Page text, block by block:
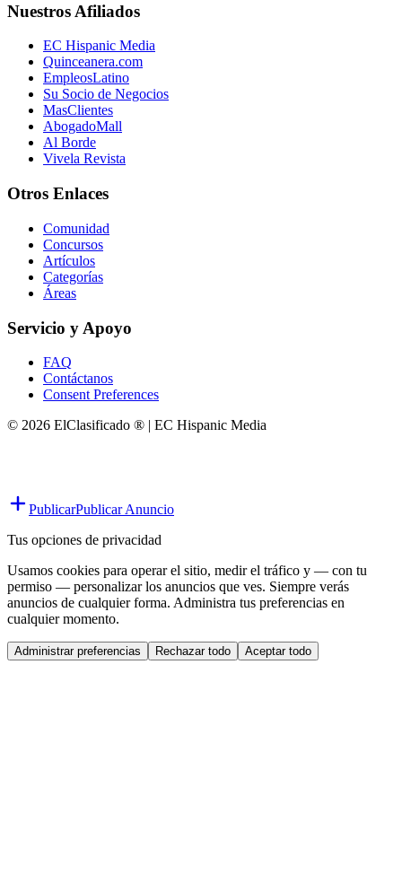
Nuestros Afiliados
EC Hispanic Media
Quinceanera.com
EmpleosLatino
Su Socio de Negocios
MasClientes
AbogadoMall
Al Borde
Vivela Revista
Otros Enlaces
Comunidad
Concursos
Artículos
Categorías
Áreas
Servicio y Apoyo
FAQ
Contáctanos
Consent Preferences
© 2026 ElClasificado ® | EC Hispanic Media
PublicarPublicar Anuncio
Tus opciones de privacidad
Usamos cookies para operar el sitio, medir el tráfico y — con tu
permiso — personalizar los anuncios que ves. Siempre verás
anuncios de cualquier forma. Administra tus preferencias en
cualquier momento.
Administrar preferencias Rechazar todo Aceptar todo